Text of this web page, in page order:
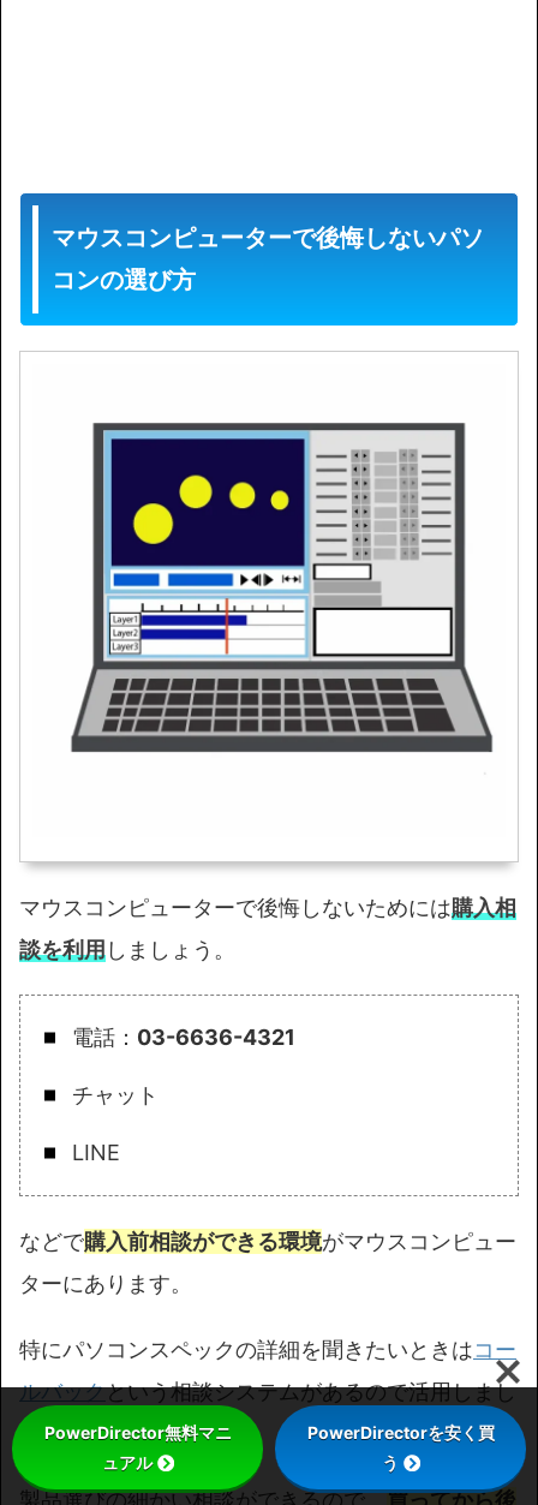
マウスコンピューターで後悔しないパソ
コンの選び方
マウスコンピューターで後悔しないためには購入相
談を利用しましょう。
電話： 03-6636-4321
チャット
LINE
などで購入前相談ができる環境がマウスコンピュー
ターにあります。
特にパソコンスペックの詳細を聞きたいときはコー
ルバックという相談システムがあるので活用しまし
ょう。
製品選びの細かい相談ができるので、買ってから後
PowerDirector無料マニ
ュアル
PowerDirectorを安く買
う